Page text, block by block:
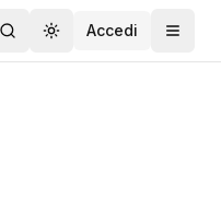
Toggle theme
Accedi